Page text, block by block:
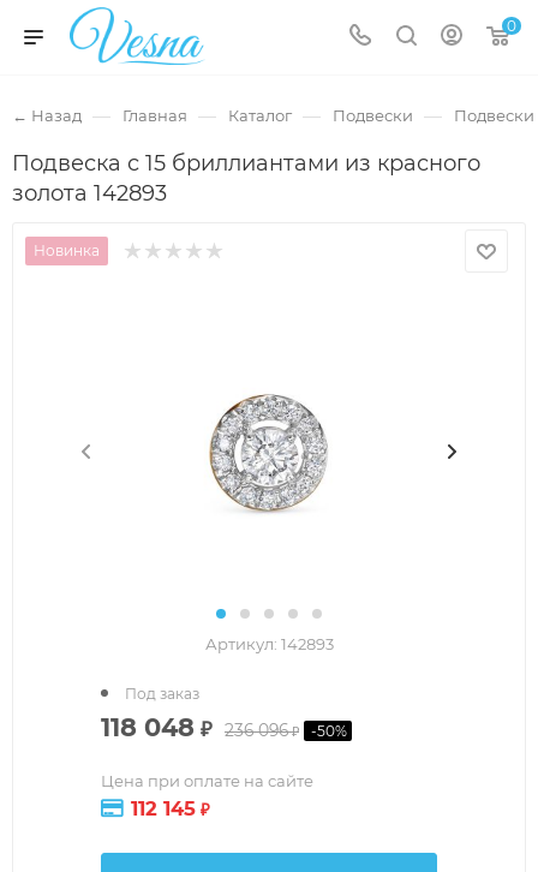
0
← Назад — Главная — Каталог — Подвески — Подвески
Подвеска с 15 бриллиантами из красного
золота 142893
Новинка
Артикул: 142893
118 048 ₽ 236 096₽ -50%
Цена при оплате на сайте
112 145 ₽
Под заказ